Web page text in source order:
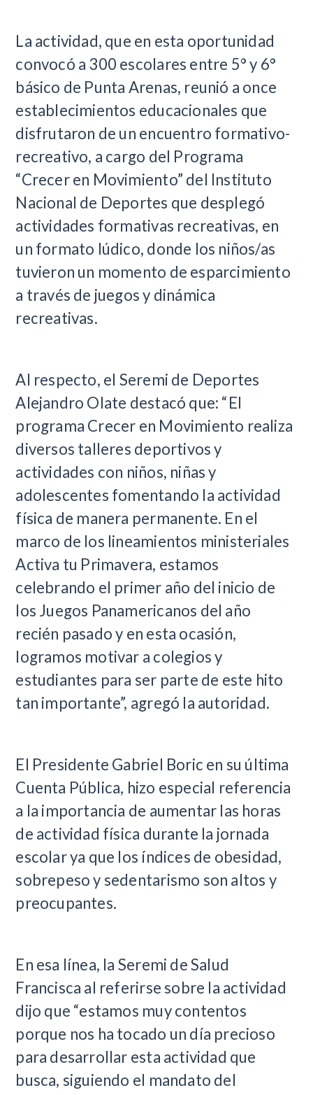
La actividad, que en esta oportunidad
convocó a 300 escolares entre 5° y 6°
básico de Punta Arenas, reunió a once
establecimientos educacionales que
disfrutaron de un encuentro formativo-
recreativo, a cargo del Programa
“Crecer en Movimiento” del Instituto
Nacional de Deportes que desplegó
actividades formativas recreativas, en
un formato lúdico, donde los niños/as
tuvieron un momento de esparcimiento
a través de juegos y dinámica
recreativas.
Al respecto, el Seremi de Deportes
Alejandro Olate destacó que: “El
programa Crecer en Movimiento realiza
diversos talleres deportivos y
actividades con niños, niñas y
adolescentes fomentando la actividad
física de manera permanente. En el
marco de los lineamientos ministeriales
Activa tu Primavera, estamos
celebrando el primer año del inicio de
los Juegos Panamericanos del año
recién pasado y en esta ocasión,
logramos motivar a colegios y
estudiantes para ser parte de este hito
tan importante”, agregó la autoridad.
El Presidente Gabriel Boric en su última
Cuenta Pública, hizo especial referencia
a la importancia de aumentar las horas
de actividad física durante la jornada
escolar ya que los índices de obesidad,
sobrepeso y sedentarismo son altos y
preocupantes.
En esa línea, la Seremi de Salud
Francisca al referirse sobre la actividad
dijo que “estamos muy contentos
porque nos ha tocado un día precioso
para desarrollar esta actividad que
busca, siguiendo el mandato del